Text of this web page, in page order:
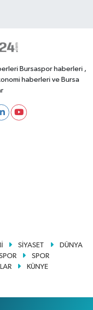
Bursaspor haberleri ,
haberleri ve Bursa
SİYASET
DÜNYA
SPOR
KÜNYE